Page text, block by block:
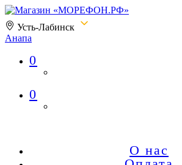
Усть-Лабинск
Анапа
Магазин «МОРЕФОН.РФ»
0
0
О нас